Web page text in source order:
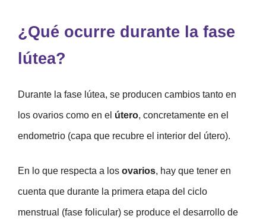
¿Qué ocurre durante la fase
lútea?
Durante la fase lútea, se producen cambios tanto en
los ovarios como en el útero, concretamente en el
endometrio (capa que recubre el interior del útero).
En lo que respecta a los ovarios, hay que tener en
cuenta que durante la primera etapa del ciclo
menstrual (fase folicular) se produce el desarrollo de